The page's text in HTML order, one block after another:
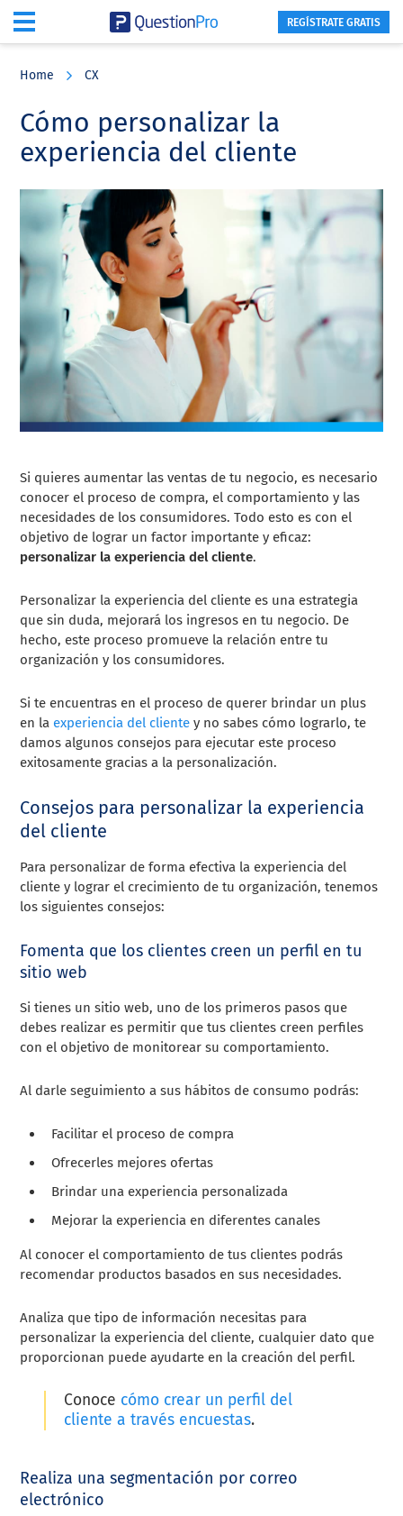
content
sidebar
REGÍSTRATE GRATIS
Home CX
Cómo personalizar la
experiencia del cliente
Si quieres aumentar las ventas de tu negocio, es necesario
conocer el proceso de compra, el comportamiento y las
necesidades de los consumidores. Todo esto es con el
objetivo de lograr un factor importante y eficaz:
personalizar la experiencia del cliente.
Personalizar la experiencia del cliente es una estrategia
que sin duda, mejorará los ingresos en tu negocio. De
hecho, este proceso promueve la relación entre tu
organización y los consumidores.
Si te encuentras en el proceso de querer brindar un plus
en la experiencia del cliente y no sabes cómo lograrlo, te
damos algunos consejos para ejecutar este proceso
exitosamente gracias a la personalización.
Consejos para personalizar la experiencia
del cliente
Para personalizar de forma efectiva la experiencia del
cliente y lograr el crecimiento de tu organización, tenemos
los siguientes consejos:
Fomenta que los clientes creen un perfil en tu
sitio web
Si tienes un sitio web, uno de los primeros pasos que
debes realizar es permitir que tus clientes creen perfiles
con el objetivo de monitorear su comportamiento.
Al darle seguimiento a sus hábitos de consumo podrás:
Facilitar el proceso de compra
Ofrecerles mejores ofertas
Brindar una experiencia personalizada
Mejorar la experiencia en diferentes canales
Al conocer el comportamiento de tus clientes podrás
recomendar productos basados en sus necesidades.
Analiza que tipo de información necesitas para
personalizar la experiencia del cliente, cualquier dato que
proporcionan puede ayudarte en la creación del perfil.
Conoce cómo crear un perfil del
cliente a través encuestas.
Realiza una segmentación por correo
electrónico